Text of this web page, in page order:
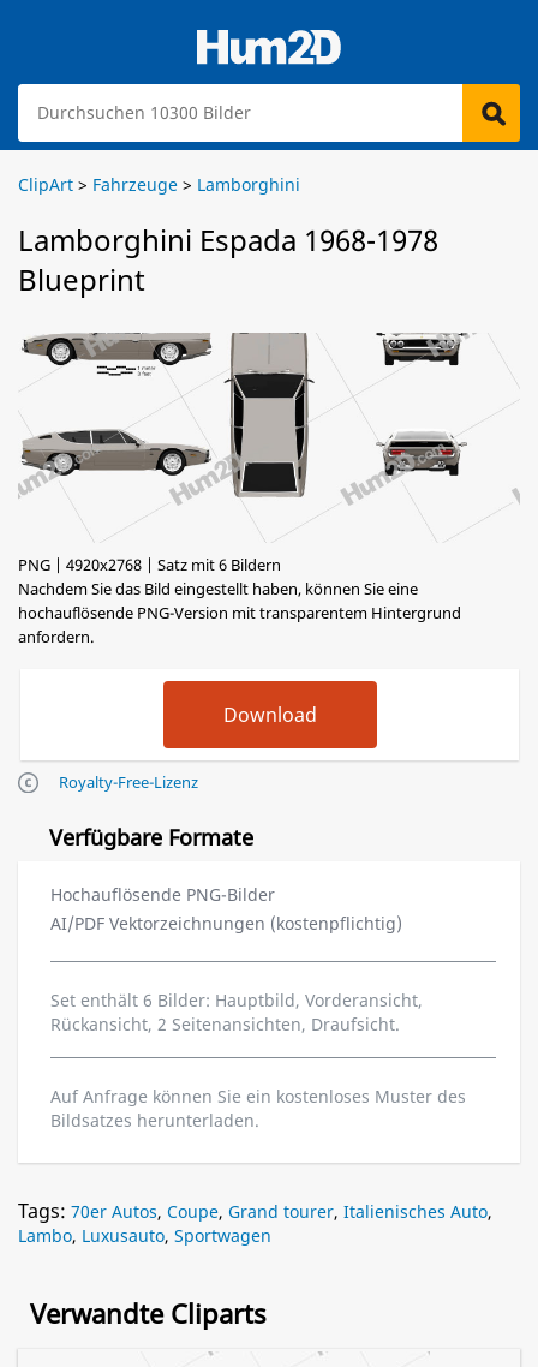
ClipArt > Fahrzeuge > Lamborghini
Lamborghini Espada 1968-1978
Blueprint
PNG | 4920x2768 | Satz mit 6 Bildern
Nachdem Sie das Bild eingestellt haben, können Sie eine
hochauflösende PNG-Version mit transparentem Hintergrund
anfordern.
Royalty-Free-Lizenz
Verfügbare Formate
Hochauflösende PNG-Bilder
AI/PDF Vektorzeichnungen (kostenpflichtig)
Set enthält 6 Bilder: Hauptbild, Vorderansicht,
Rückansicht, 2 Seitenansichten, Draufsicht.
Auf Anfrage können Sie ein kostenloses Muster des
Bildsatzes herunterladen.
Tags: 70er Autos, Coupe, Grand tourer, Italienisches Auto,
Lambo, Luxusauto, Sportwagen
Verwandte Cliparts